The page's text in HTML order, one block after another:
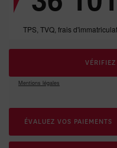
Mentions légales
ÉVALUEZ VOS PAIEMENTS